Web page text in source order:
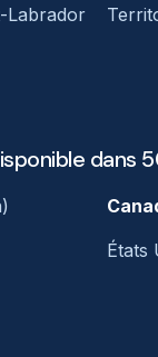
Labrador
dans
États